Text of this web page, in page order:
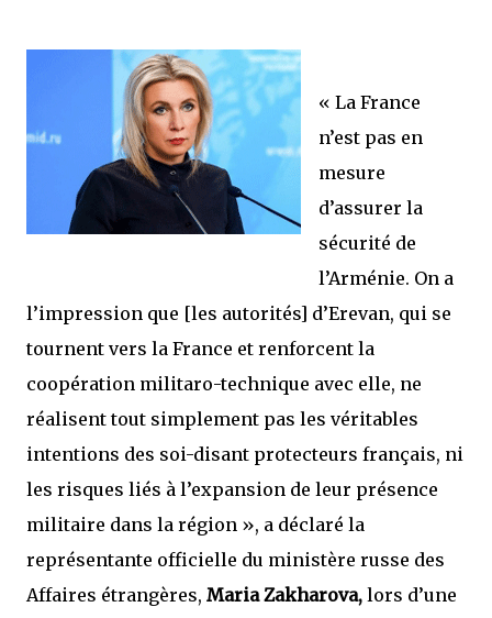
« La France
n’est pas en
mesure
d’assurer la
sécurité de
l’Arménie. On a
l’impression que [les autorités] d’Erevan, qui se
tournent vers la France et renforcent la
coopération militaro-technique avec elle, ne
réalisent tout simplement pas les véritables
intentions des soi-disant protecteurs français, ni
les risques liés à l’expansion de leur présence
militaire dans la région », a déclaré la
représentante officielle du ministère russe des
Affaires étrangères, Maria Zakharova, lors d’une